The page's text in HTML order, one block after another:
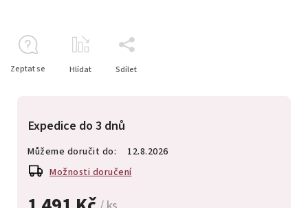
Expedice do 3 dnů
Můžeme doručit do:
12.8.2026
Možnosti doručení
Zeptat se Hlídat Sdílet